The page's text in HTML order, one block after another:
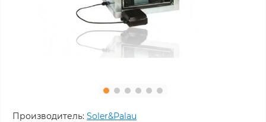
Производитель: Soler&Palau